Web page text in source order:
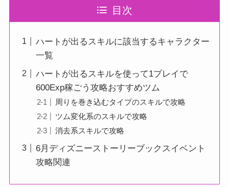
目次
ハートが出るスキルに該当するキャラクター
一覧
ハートが出るスキルを使って1プレイで
600Exp稼ごう攻略おすすめツム
周りを巻き込むタイプのスキルで攻略
ツム変化系のスキルで攻略
消去系スキルで攻略
6月ディズニーストーリーブックスイベント
攻略関連